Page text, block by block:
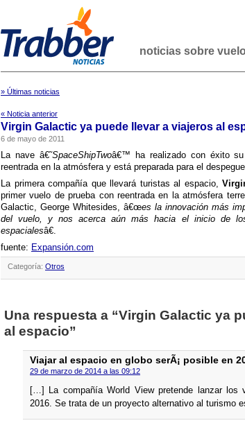
noticias sobre
» Últimas noticias
« Noticia anterior
Virgin Galactic ya puede llevar a viajeros al
6 de mayo de 2011
La nave â€˜SpaceShipTwoâ€™ ha realizado con éxito
reentrada en la atmósfera y está preparada para el
La primera compañí­a que llevará turistas al espacio,
primer vuelo de prueba con reentrada en la atmósfera
Galactic, George Whitesides, â€œes la innovación más
del vuelo, y nos acerca aún más hacia el inicio de
espacialesâ€.
fuente: Expansión.com
Categoría: Otros
Una respuesta a “Virgin Galactic ya
al espacio”
Viajar al espacio en globo serÃ¡ posible en
29 de marzo de 2014 a las 09:12
[…] La compañí­a World View pretende lanzar los
2016. Se trata de un proyecto alternativo al turismo